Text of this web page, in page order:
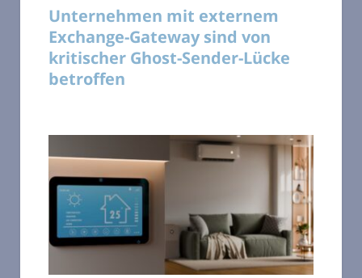
Unternehmen mit externem
Exchange-Gateway sind von
kritischer Ghost-Sender-Lücke
betroffen